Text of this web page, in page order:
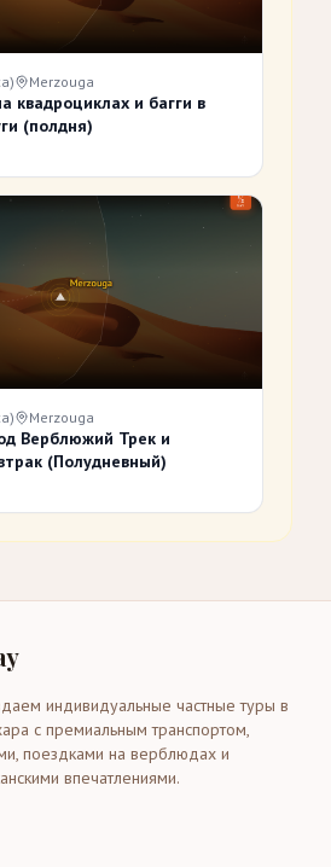
Merzouga
квадроциклах и багги в
(полдня)
Merzouga
Верблюжий Трек и
(Полудневный)
индивидуальные частные туры в
с премиальным транспортом,
поездками на верблюдах и
впечатлениями.